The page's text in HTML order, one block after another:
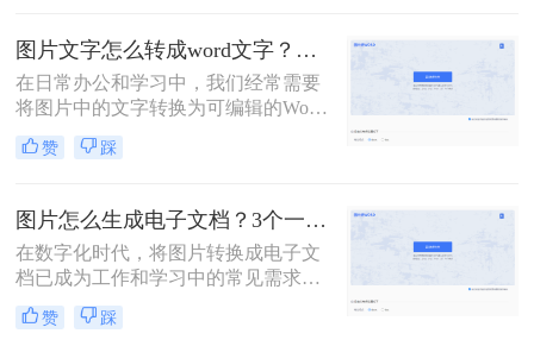
效。幸运的是，随着技术的发展，现
在有多种方法可以将图片转换成Word
文档，让这一过程变得简单快捷。本
文将为您详细介绍图片怎么转换成
word文档，包括使用OCR技术、在线
转换工具、桌面软件以及手机应用等
图片文字怎么转成word文字？教你两个方法免费转换！
在日常办公和学习中，我们经常需要
将图片中的文字转换为可编辑的Word
文档。这一需求在资料整理、笔记制
作以及信息提取等场景中尤为常见。
本文将介绍几种将图片转文字并弄成
Word文档的方法，帮助您轻松实现这
一操作。
赞 踩
图片怎么生成电子文档？3个一看就会的方法！
在数字化时代，将图片转换成电子文
档已成为工作和学习中的常见需求。
无论是为了整理笔记、保存资料还是
共享文档，将图片转换为电子版都是
赞 踩